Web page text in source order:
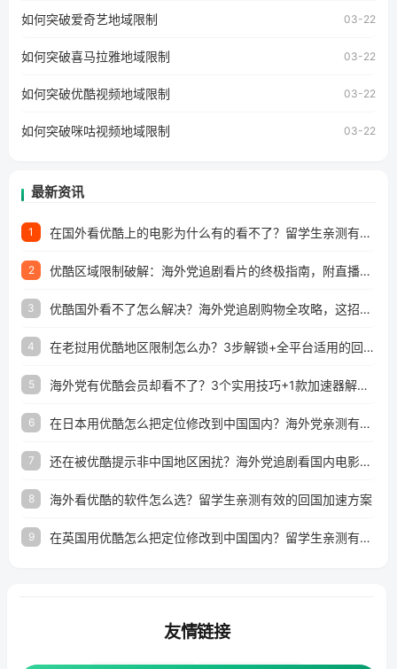
地区及版权限制问题，且仅能在中国大陆地区播放。 遇到这
户收听网易云音乐地区版权限制」的问题，无论人在香港、
工作、留学、定居等，都可以使用，不再因地区和版权限制
所困扰。
如何突破爱奇艺地域限制 03-22
如何突破喜马拉雅地域限制 03-22
如何突破优酷视频地域限制 03-22
如何突破咪咕视频地域限制 03-22
最新资讯
1 在国外看优酷上的电影为什么有的看不了？留学生亲测有效的回国加速方案
2 优酷区域限制破解：海外党追剧看片的终极指南，附直播欧冠+1905电影网解决方案
3 优酷国外看不了怎么解决？海外党追剧购物全攻略，这招亲测有效！
4 在老挝用优酷地区限制怎么办？3步解锁+全平台适用的回国加速器指南
5 海外党有优酷会员却看不了？3个实用技巧+1款加速器解决追剧&金融APP难题
6 在日本用优酷怎么把定位修改到中国国内？海外党亲测有效的回国加速指南
7 还在被优酷提示非中国地区困扰？海外党追剧看国内电影的正确打开方式
8 海外看优酷的软件怎么选？留学生亲测有效的回国加速方案
9 在英国用优酷怎么把定位修改到中国国内？留学生亲测有效的回国加速方案
友情链接